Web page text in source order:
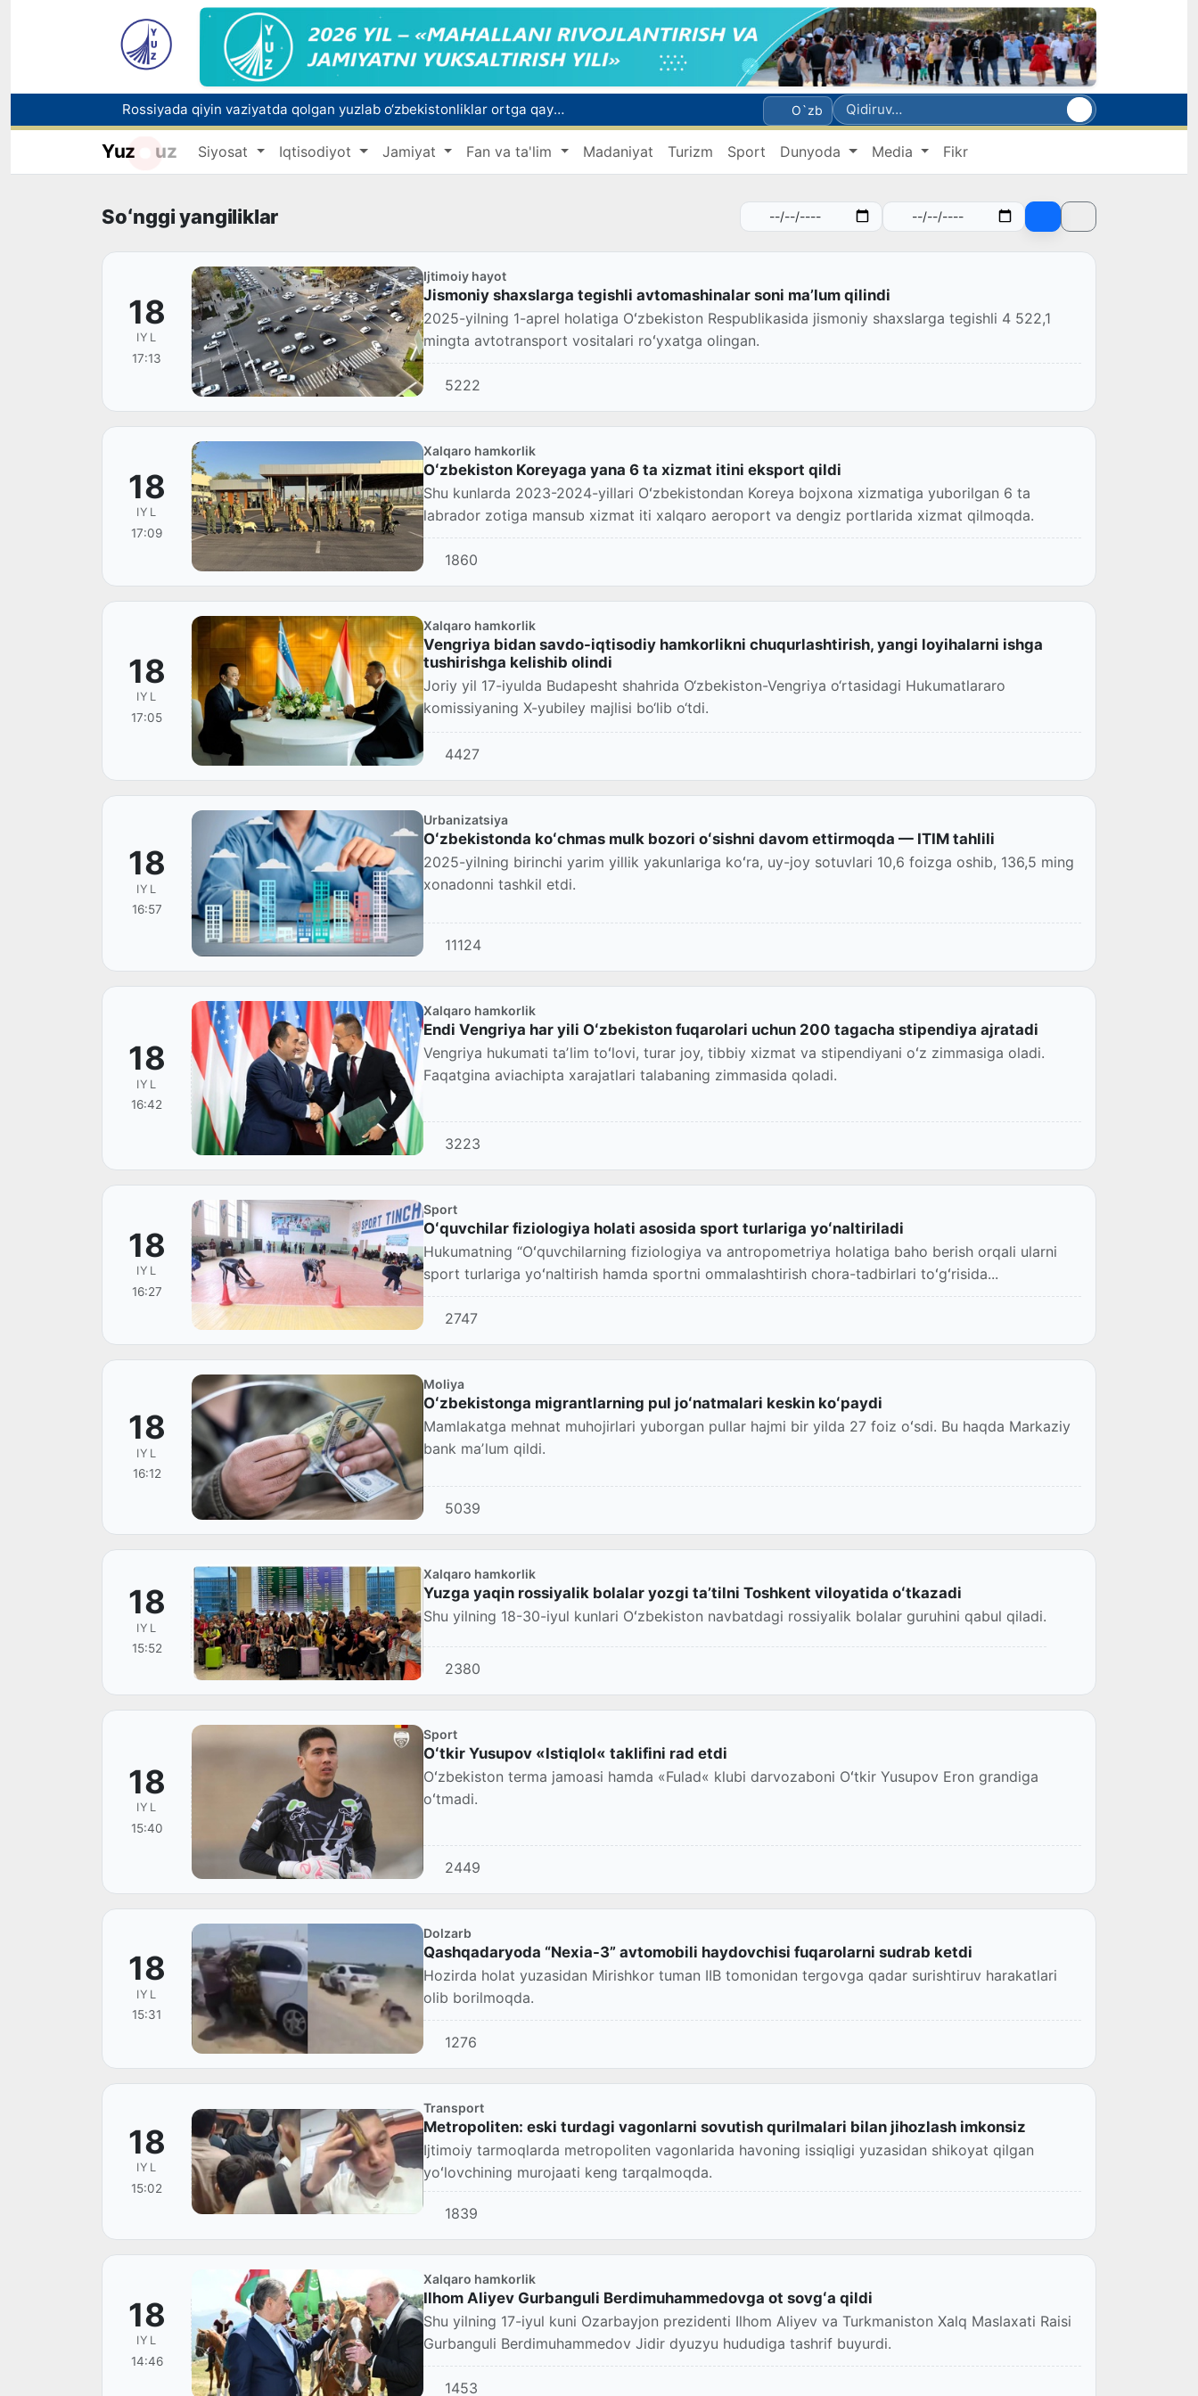
Rossiyada qiyin vaziyatda qolgan yuzlab o‘zbekistonliklar ortga qaytarildi
2030 yilgacha xavfli chiqindilarni qayta ishlash darajasi 20 foizga yetkaziladi
Oʻzbekistonda Barqaror rivojlanish maqsadlari oyligiga start berildi
O`zb
Yuz uz Siyosat Iqtisodiyot Jamiyat Fan va ta'lim Madaniyat Turizm Sport Dunyoda Media Fikr
Soʻnggi yangiliklar
18
IYL
17:13
Ijtimoiy hayot
Jismoniy shaxslarga tegishli avtomashinalar soni maʼlum qilindi
2025-yilning 1-aprel holatiga Oʻzbekiston Respublikasida jismoniy shaxslarga tegishli 4 522,1
mingta avtotransport vositalari roʻyxatga olingan.
5222
18
IYL
17:09
Xalqaro hamkorlik
Oʻzbekiston Koreyaga yana 6 ta xizmat itini eksport qildi
Shu kunlarda 2023-2024-yillari Oʻzbekistondan Koreya bojxona xizmatiga yuborilgan 6 ta
labrador zotiga mansub xizmat iti xalqaro aeroport va dengiz portlarida xizmat qilmoqda.
1860
18
IYL
17:05
Xalqaro hamkorlik
Vengriya bidan savdo-iqtisodiy hamkorlikni chuqurlashtirish, yangi loyihalarni ishga
tushirishga kelishib olindi
Joriy yil 17-iyulda Budapesht shahrida O‘zbekiston-Vengriya o‘rtasidagi Hukumatlararo
komissiyaning X-yubiley majlisi bo‘lib o‘tdi.
4427
18
IYL
16:57
Urbanizatsiya
Oʻzbekistonda koʻchmas mulk bozori oʻsishni davom ettirmoqda — ITIM tahlili
2025-yilning birinchi yarim yillik yakunlariga koʻra, uy-joy sotuvlari 10,6 foizga oshib, 136,5 ming
xonadonni tashkil etdi.
11124
18
IYL
16:42
Xalqaro hamkorlik
Endi Vengriya har yili Oʻzbekiston fuqarolari uchun 200 tagacha stipendiya ajratadi
Vengriya hukumati taʼlim toʻlovi, turar joy, tibbiy xizmat va stipendiyani oʻz zimmasiga oladi.
Faqatgina aviachipta xarajatlari talabaning zimmasida qoladi.
3223
18
IYL
16:27
Sport
Oʻquvchilar fiziologiya holati asosida sport turlariga yoʻnaltiriladi
Hukumatning “Oʻquvchilarning fiziologiya va antropometriya holatiga baho berish orqali ularni
sport turlariga yoʻnaltirish hamda sportni ommalashtirish chora-tadbirlari toʻgʻrisida...
2747
18
IYL
16:12
Moliya
Oʻzbekistonga migrantlarning pul joʻnatmalari keskin koʻpaydi
Mamlakatga mehnat muhojirlari yuborgan pullar hajmi bir yilda 27 foiz oʻsdi. Bu haqda Markaziy
bank maʼlum qildi.
5039
18
IYL
15:52
Xalqaro hamkorlik
Yuzga yaqin rossiyalik bolalar yozgi taʼtilni Toshkent viloyatida oʻtkazadi
Shu yilning 18-30-iyul kunlari Oʻzbekiston navbatdagi rossiyalik bolalar guruhini qabul qiladi.
2380
18
IYL
15:40
Sport
Oʻtkir Yusupov «Istiqlol« taklifini rad etdi
Oʻzbekiston terma jamoasi hamda «Fulad« klubi darvozaboni Oʻtkir Yusupov Eron grandiga
oʻtmadi.
2449
18
IYL
15:31
Dolzarb
Qashqadaryoda “Nexia-3” avtomobili haydovchisi fuqarolarni sudrab ketdi
Hozirda holat yuzasidan Mirishkor tuman IIB tomonidan tergovga qadar surishtiruv harakatlari
olib borilmoqda.
1276
18
IYL
15:02
Transport
Metropoliten: eski turdagi vagonlarni sovutish qurilmalari bilan jihozlash imkonsiz
Ijtimoiy tarmoqlarda metropoliten vagonlarida havoning issiqligi yuzasidan shikoyat qilgan
yoʻlovchining murojaati keng tarqalmoqda.
1839
18
IYL
14:46
Xalqaro hamkorlik
Ilhom Aliyev Gurbanguli Berdimuhammedovga ot sovgʻa qildi
Shu yilning 17-iyul kuni Ozarbayjon prezidenti Ilhom Aliyev va Turkmaniston Xalq Maslaxati Raisi
Gurbanguli Berdimuhammedov Jidir dyuzyu hududiga tashrif buyurdi.
1453